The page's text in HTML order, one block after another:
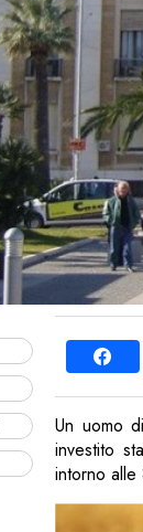
Un uomo
investito
intorno